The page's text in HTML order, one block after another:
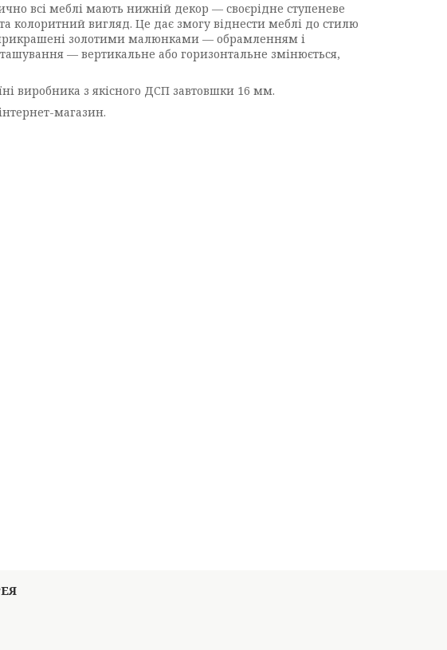
всі меблі мають нижній декор — своєрідне ступеневе
колоритний вигляд. Це дає змогу віднести меблі до стилю
прикрашені золотими малюнками — обрамленням і
— вертикальне або горизонтальне змінюється,
виробника з якісного ДСП завтовшки 16 мм.
магазин.